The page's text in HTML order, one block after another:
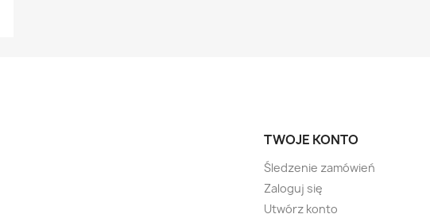
TWOJE KONTO
Śledzenie zamówień
Zaloguj się
Utwórz konto